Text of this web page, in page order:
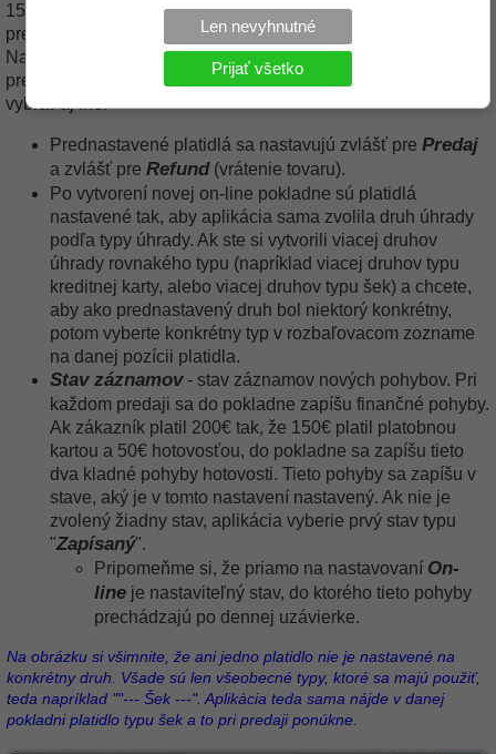
150€ cez kreditnú kartu a 50€ v hotovosti. Viac o ukončení
predaj nájdete v článku
Predaj - ukončenie predaja
Nastavením platidiel nastavíte, aké platidlá majú byť
prednastavené, pričom predavač môže pri ukončení predaja
vybrať aj iné.
Prednastavené platidlá sa nastavujú zvlášť pre Predaj
a zvlášť pre Refund(vrátenie tovaru).
Po vytvorení novej on-line pokladne sú platidlá
nastavené tak, aby aplikácia sama zvolila druh úhrady
podľa typy úhrady. Ak ste si vytvorili viacej druhov
úhrady rovnakého typu (napríklad viacej druhov typu
kreditnej karty, alebo viacej druhov typu šek) a chcete,
aby ako prednastavený druh bol niektorý konkrétny,
potom vyberte konkrétny typ v rozbaľovacom zozname
na danej pozícii platidla.
Stav záznamov- stav záznamov nových pohybov. Pri
každom predaji sa do pokladne zapíšu finančné pohyby.
Ak zákazník platil 200€ tak, že 150€ platil platobnou
kartou a 50€ hotovosťou, do pokladne sa zapíšu tieto
dva kladné pohyby hotovosti. Tieto pohyby sa zapíšu v
stave, aký je v tomto nastavení nastavený. Ak nie je
zvolený žiadny stav, aplikácia vyberie prvý stav typu
"Zapísaný".
Pripomeňme si, že priamo na nastavovaní On-
line je nastaviteľný stav, do ktorého tieto pohyby
prechádzajú po dennej uzávierke.
Na obrázku si všimnite, že ani jedno platidlo nie je nastavené na
konkrétny druh. Všade sú len všeobecné typy, ktoré sa majú použiť,
teda napríklad ""--- Šek ---". Aplikácia teda sama nájde v danej
pokladni platidlo typu šek a to pri predaji ponúkne.
Len nevyhnutné
Prijať všetko